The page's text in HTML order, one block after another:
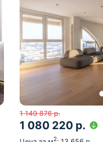
1 149 876 р.
1 080 220 р.
2